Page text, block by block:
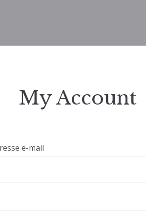
My Account
e-mail